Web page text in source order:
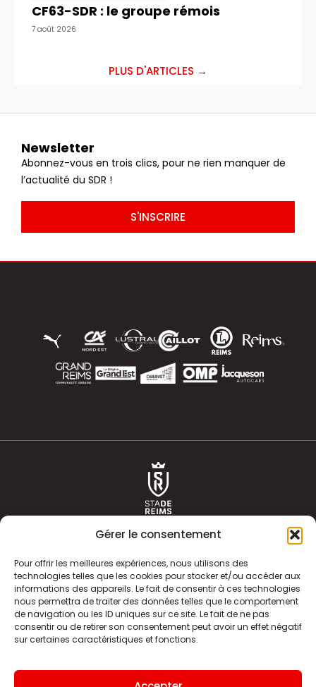
Gérer le consentement
Pour offrir les meilleures expériences, nous utilisons des
technologies telles que les cookies pour stocker et/ou accéder aux
informations des appareils. Le fait de consentir à ces technologies
nous permettra de traiter des données telles que le comportement
de navigation ou les ID uniques sur ce site. Le fait de ne pas
consentir ou de retirer son consentement peut avoir un effet négatif
sur certaines caractéristiques et fonctions.
CF63-SDR : le groupe rémois
7 août 2026
PLUS D'ARTICLES →
Newsletter
Abonnez-vous en trois clics, pour ne rien manquer de
l’actualité du SDR !
S'INSCRIRE
ACTUALITÉS
CLUB
BOUTIQUE
HISTOIRE
ÉQUIPE PREMIERE
INFOS ET CONTACT